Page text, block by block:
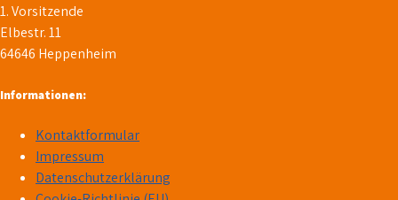
1. Vorsitzende
Elbestr. 11
64646 Heppenheim
Informationen:
Kontaktformular
Impressum
Datenschutzerklärung